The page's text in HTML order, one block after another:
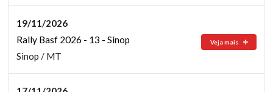
19/11/2026
Rally Basf 2026 - 13 - Sinop
Veja mais
Sinop / MT